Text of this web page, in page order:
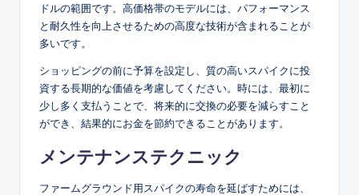
ドルの範囲です。高価格帯のモデルには、パフォーマンス
と耐久性を向上させるための高度な技術が含まれることが
多いです。
ショッピングの前に予算を設定し、質の高いスパイクに投
資する長期的な価値を考慮してください。時には、最初に
少し多く支払うことで、将来的に交換の必要を減らすこと
ができ、結果的にお金を節約できることがあります。
メンテナンステクニック
ファームグラウンド用スパイクの寿命を延ばすためには、